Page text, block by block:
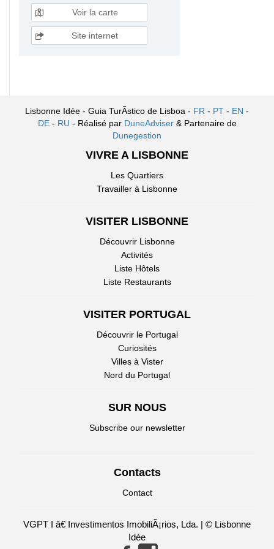
Voir la carte
Site internet
Lisbonne Idée - Guia TurÃ­stico de Lisboa - FR - PT - EN -
DE- RU - Réalisé par DuneAdviser & Partenaire de
Dunegestion
VIVRE A LISBONNE
Les Quartiers
Travailler à Lisbonne
VISITER LISBONNE
Découvrir Lisbonne
Activités
Liste Hôtels
Liste Restaurants
VISITER PORTUGAL
Découvrir le Portugal
Curiosités
Villes à Vister
Nord du Portugal
SUR NOUS
Subscribe our newsletter
Contacts
Contact
VGPT I â€ Investimentos ImobiliÃ¡rios, Lda. | © Lisbonne
Idée